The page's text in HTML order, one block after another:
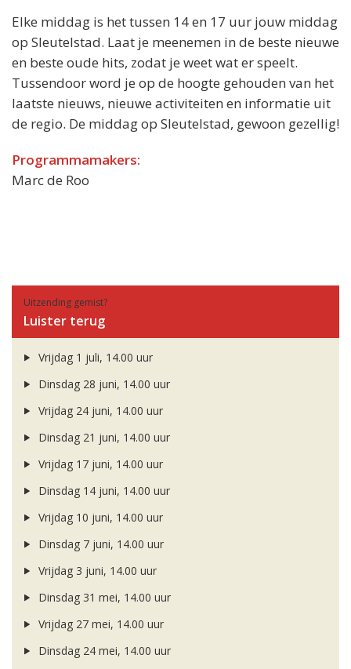
Elke middag is het tussen 14 en 17 uur jouw middag
op Sleutelstad. Laat je meenemen in de beste nieuwe
en beste oude hits, zodat je weet wat er speelt.
Tussendoor word je op de hoogte gehouden van het
laatste nieuws, nieuwe activiteiten en informatie uit
de regio. De middag op Sleutelstad, gewoon gezellig!
Programmamakers:
Marc de Roo
Uitzending gemist?
Luister terug
Vrijdag 1 juli, 14.00 uur
Dinsdag 28 juni, 14.00 uur
Vrijdag 24 juni, 14.00 uur
Dinsdag 21 juni, 14.00 uur
Vrijdag 17 juni, 14.00 uur
Dinsdag 14 juni, 14.00 uur
Vrijdag 10 juni, 14.00 uur
Dinsdag 7 juni, 14.00 uur
Vrijdag 3 juni, 14.00 uur
Dinsdag 31 mei, 14.00 uur
Vrijdag 27 mei, 14.00 uur
Dinsdag 24 mei, 14.00 uur